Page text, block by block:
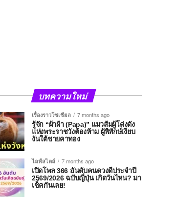
บทความใหม่
เรื่องราวโซเชียล
7 months ago
รู้จัก “ผ้าผ้า (Papa)” แมวส้มผู้โด่งดัง
แห่งพระราชวังต้องห้าม ผู้พิทักษ์เงียบ
งันใต้ชายคาทอง
ไลฟ์สไตล์
7 months ago
เปิดโพล 366 อันดับคนดวงดีประจำปี
2569/2026 ฉบับญี่ปุ่น เกิดวันไหน? มา
เช็คกันเลย!